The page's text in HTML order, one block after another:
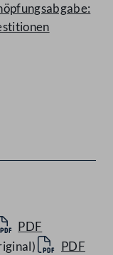
PDF
PDF